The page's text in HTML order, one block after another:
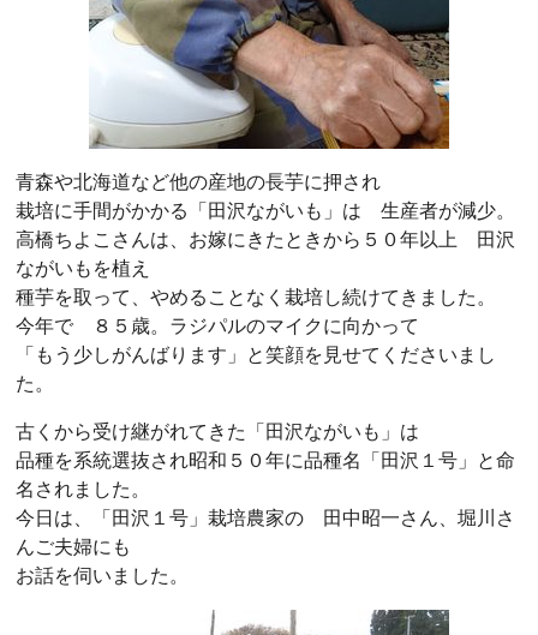
青森や北海道など他の産地の長芋に押され
栽培に手間がかかる「田沢ながいも」は 生産者が減少。
高橋ちよこさんは、お嫁にきたときから５０年以上 田沢
ながいもを植え
種芋を取って、やめることなく栽培し続けてきました。
今年で ８５歳。ラジパルのマイクに向かって
「もう少しがんばります」と笑顔を見せてくださいまし
た。
古くから受け継がれてきた「田沢ながいも」は
品種を系統選抜され昭和５０年に品種名「田沢１号」と命
名されました。
今日は、「田沢１号」栽培農家の 田中昭一さん、堀川さ
んご夫婦にも
お話を伺いました。